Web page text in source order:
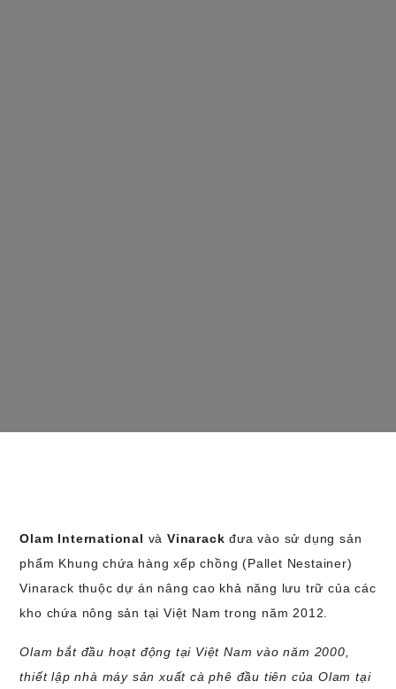
Olam International và Vinarack đưa vào sử dụng sản
phẩm Khung chứa hàng xếp chồng (Pallet Nestainer)
Vinarack thuộc dự án nâng cao khả năng lưu trữ của các
kho chứa nông sản tại Việt Nam trong năm 2012.
Olam bắt đầu hoạt động tại Việt Nam vào năm 2000,
thiết lập nhà máy sản xuất cà phê đầu tiên của Olam tại